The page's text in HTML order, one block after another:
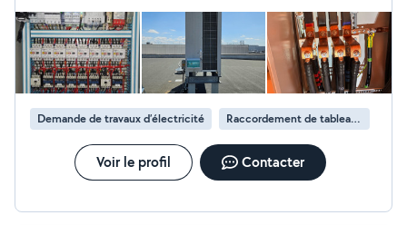
Demande de travaux d’électricité Raccordement de tableau électrique
Voir le profil Contacter